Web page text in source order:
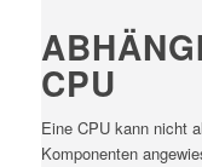
CPU
Eine CPU kann nicht
Komponenten